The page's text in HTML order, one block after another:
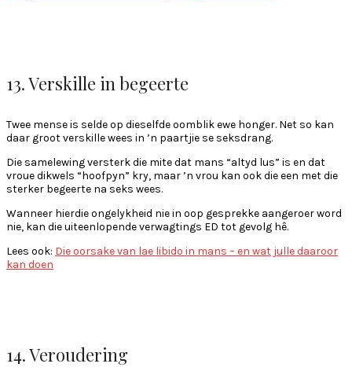
13. Verskille in begeerte
Twee mense is selde op dieselfde oomblik ewe honger. Net so kan
daar groot verskille wees in ’n paartjie se seksdrang.
Die samelewing versterk die mite dat mans “altyd lus” is en dat
vroue dikwels “hoofpyn” kry, maar ’n vrou kan ook die een met die
sterker begeerte na seks wees.
Wanneer hierdie ongelykheid nie in oop gesprekke aangeroer word
nie, kan die uiteenlopende verwagtings ED tot gevolg hê.
Lees ook: Die oorsake van lae libido in mans – en wat julle daaroor
kan doen
14. Veroudering